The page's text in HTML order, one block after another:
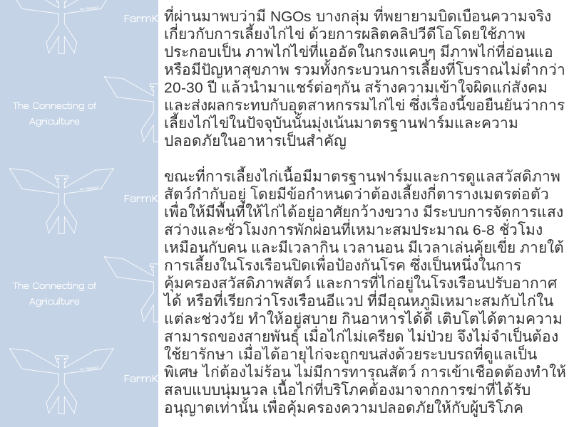
ที่ผ่านมาพบว่ามี NGOs บางกลุ่ม ที่พยายามบิดเบือนความจริง
เกี่ยวกับการเลี้ยงไก่ไข่ ด้วยการผลิตคลิปวีดีโอโดยใช้ภาพ
ประกอบเป็น ภาพไก่ไข่ที่แออัดในกรงแคบๆ มีภาพไก่ที่อ่อนแอ
หรือมีปัญหาสุขภาพ รวมทั้งกระบวนการเลี้ยงที่โบราณไม่ต่ำกว่า
20-30 ปี แล้วนำมาแชร์ต่อๆกัน สร้างความเข้าใจผิดแก่สังคม
และส่งผลกระทบกับอุตสาหกรรมไก่ไข่ ซึ่งเรื่องนี้ขอยืนยันว่าการ
เลี้ยงไก่ไข่ในปัจจุบันนั้นมุ่งเน้นมาตรฐานฟาร์มและความ
ปลอดภัยในอาหารเป็นสำคัญ
ขณะที่การเลี้ยงไก่เนื้อมีมาตรฐานฟาร์มและการดูแลสวัสดิภาพ
สัตว์กำกับอยู่ โดยมีข้อกำหนดว่าต้องเลี้ยงกี่ตารางเมตรต่อตัว
เพื่อให้มีพื้นที่ให้ไก่ได้อยู่อาศัยกว้างขวาง มีระบบการจัดการแสง
สว่างและชั่วโมงการพักผ่อนที่เหมาะสมประมาณ 6-8 ชั่วโมง
เหมือนกับคน และมีเวลากิน เวลานอน มีเวลาเล่นคุ้ยเขี่ย ภายใต้
การเลี้ยงในโรงเรือนปิดเพื่อป้องกันโรค ซึ่งเป็นหนึ่งในการ
คุ้มครองสวัสดิภาพสัตว์ และการที่ไก่อยู่ในโรงเรือนปรับอากาศ
ได้ หรือที่เรียกว่าโรงเรือนอีแวป ที่มีอุณหภูมิเหมาะสมกับไก่ใน
แต่ละช่วงวัย ทำให้อยู่สบาย กินอาหารได้ดี เติบโตได้ตามความ
สามารถของสายพันธุ์ เมื่อไก่ไม่เครียด ไม่ป่วย จึงไม่จำเป็นต้อง
ใช้ยารักษา เมื่อได้อายุไก่จะถูกขนส่งด้วยระบบรถที่ดูแลเป็น
พิเศษ ไก่ต้องไม่ร้อน ไม่มีการทารุณสัตว์ การเข้าเชือดต้องทำให้
สลบแบบนุ่มนวล เนื้อไก่ที่บริโภคต้องมาจากการฆ่าที่ได้รับ
อนุญาตเท่านั้น เพื่อคุ้มครองความปลอดภัยให้กับผู้บริโภค